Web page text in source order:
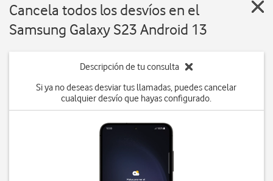
Cancela todos los desvíos en el
Samsung Galaxy S23 Android 13
Descripción de tu consulta
Si ya no deseas desviar tus llamadas, puedes cancelar
cualquier desvío que hayas configurado.